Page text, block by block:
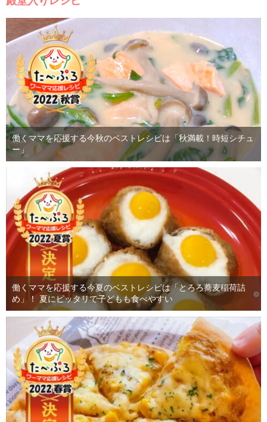
働くママを応援する今秋のベストレシピは「秋満載！時短シチュ
ー」
働くママを応援する今夏のベストレシピは「とろろ蕎麦稲荷詰
め」！ 夏にピッタリで子どもも食べやすい